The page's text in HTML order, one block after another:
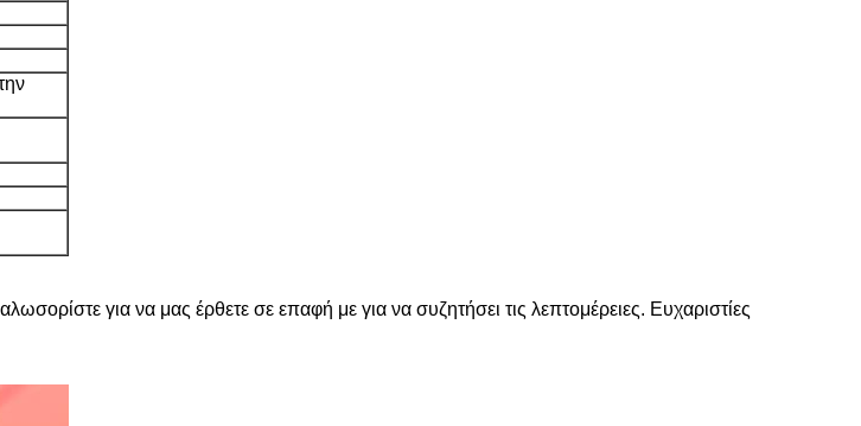
για να μας έρθετε σε επαφή με για να συζητήσει τις λεπτομέρειες. Ευχαριστίες